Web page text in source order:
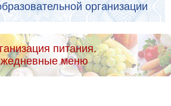
организации
питания.
меню